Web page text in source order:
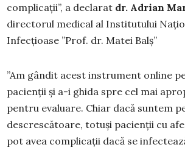
complicații”, a declarat dr. Adrian
directorul medical al Institutului
Infecțioase ”Prof. dr. Matei Balș”
”Am gândit acest instrument online
pacienții și a-i ghida spre cel mai
pentru evaluare. Chiar dacă suntem
descrescătoare, totuși pacienții cu
pot avea complicații dacă se